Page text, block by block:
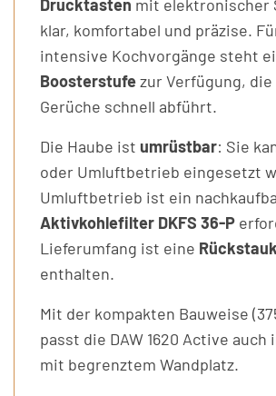
Drucktasten mit elektronischer
klar, komfortabel und präzise.
intensive Kochvorgänge steht
Boosterstufezur Verfügung, die
Gerüche schnell abführt.
Die Haube ist umrüstbar: Sie
oder Umluftbetrieb eingesetzt
Umluftbetrieb ist ein
Aktivkohlefilter DKFS 36-P
Lieferumfang ist eine
enthalten.
Mit der kompakten Bauweise
passt die DAW 1620 Active auch
mit begrenztem Wandplatz.